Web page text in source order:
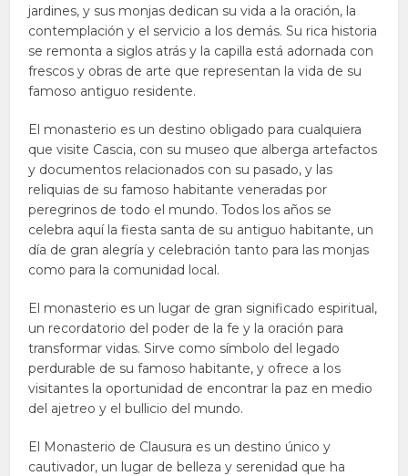
jardines, y sus monjas dedican su vida a la oración, la
contemplación y el servicio a los demás. Su rica historia
se remonta a siglos atrás y la capilla está adornada con
frescos y obras de arte que representan la vida de su
famoso antiguo residente.
El monasterio es un destino obligado para cualquiera
que visite Cascia, con su museo que alberga artefactos
y documentos relacionados con su pasado, y las
reliquias de su famoso habitante veneradas por
peregrinos de todo el mundo. Todos los años se
celebra aquí la fiesta santa de su antiguo habitante, un
día de gran alegría y celebración tanto para las monjas
como para la comunidad local.
El monasterio es un lugar de gran significado espiritual,
un recordatorio del poder de la fe y la oración para
transformar vidas. Sirve como símbolo del legado
perdurable de su famoso habitante, y ofrece a los
visitantes la oportunidad de encontrar la paz en medio
del ajetreo y el bullicio del mundo.
El Monasterio de Clausura es un destino único y
cautivador, un lugar de belleza y serenidad que ha